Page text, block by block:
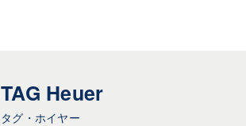
TAG Heuer
タグ・ホイヤー